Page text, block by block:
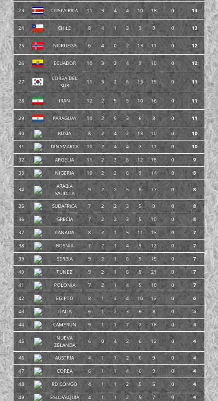
23 COSTA RICA 11 3 4 4 10 18 0 13
24 CHILE 8 4 1 3 9 9 0 13
25 NORUEGA 6 4 0 2 13 11 0 12
26 ECUADOR 10 3 3 4 9 10 0 12
27
COREA DEL
SUR
11 3 2 6 13 19 0 11
28 IRAN 12 2 5 5 10 16 0 11
29 PARAGUAY 10 2 5 3 6 8 0 11
30 RUSIA 8 2 4 2 13 10 0
10
31
DINAMARCA 10 2 4 4 7 11 0
10
32
ARGELIA 11 2 3 6 12 18 0
9
33
NIGERIA 10 2 2 6 9 14 0 8
34
ARABIA
SAUDITA
9 2 2 5 6 17 0 8
35 SUDAFRICA 7 2 2 3 5 9 0
8
36
GRECIA 7 2 2 3 5 10 0
8
37
CANADA 8 2 1 5 11 13 0
7
38
BOSNIA 7 2 1 4 9 12 0
7
39
SERBIA 9 2 1 6 9 15 0
7
40
TUNEZ 9 2 1 6 8 21 0
7
41
POLONIA 7 2 1 4 5 10 0
7
42
EGIPTO 8 1 3 4 10 13 0
6
43
ITALIA 6 1 2 3 6 8 0
5
44
CAMERÚN 9 1 1 7 7 18 0 4
45
NUEVA
ZELANDA
6 0 4 2 6 12 0 4
46 AUSTRIA 4 1 1 2 6 9 0
4
47
COREA 6 1 1 4 6 9 0
4
48
RD CONGO 4 1 1 2 5 5 0
4
49
ESLOVAQUIA 4 1 1 2 5 7 0
4